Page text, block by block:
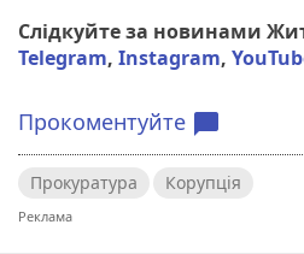
Слідкуйте за новинами
Telegram, Instagram,
Прокоментуйте chat_bubble
Прокуратура Корупція